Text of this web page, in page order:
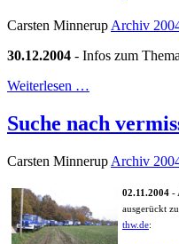
Carsten Minnerup Archiv
30.12.2004 - Infos zum
Weiterlesen …
Suche nach
Carsten Minnerup Archiv
02.11.2004 -
ausgerückt
thw.de: